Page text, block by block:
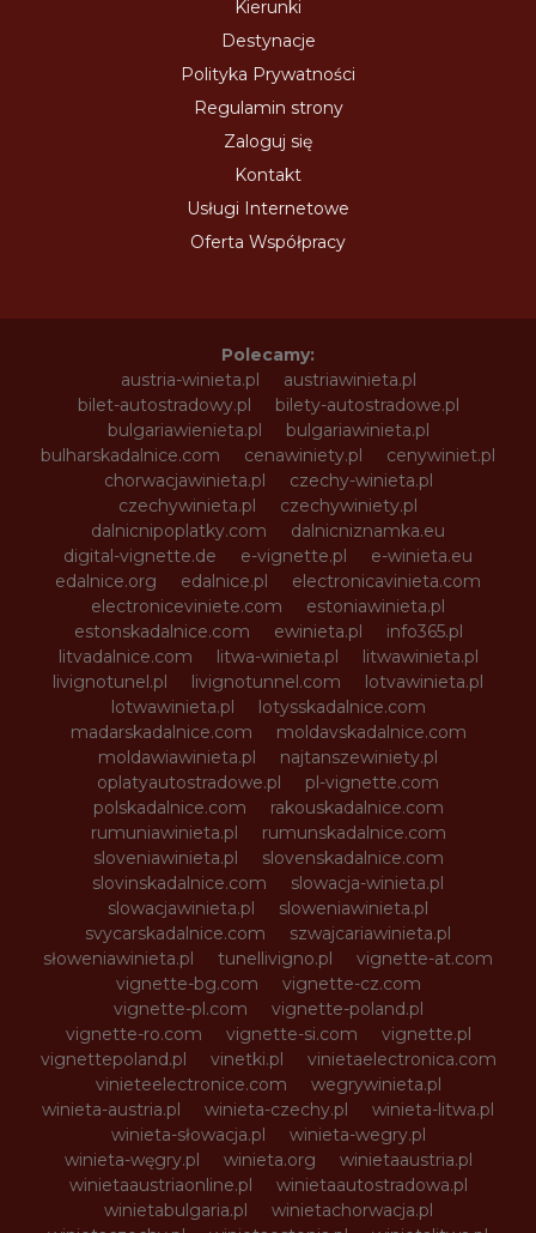
Kierunki
Destynacje
Polityka Prywatności
Regulamin strony
Zaloguj się
Kontakt
Usługi Internetowe
Oferta Współpracy
Polecamy:
austria-winieta.pl
austriawinieta.pl
bilet-autostradowy.pl
bilety-autostradowe.pl
bulgariawienieta.pl
bulgariawinieta.pl
bulharskadalnice.com
cenawiniety.pl
cenywiniet.pl
chorwacjawinieta.pl
czechy-winieta.pl
czechywinieta.pl
czechywiniety.pl
dalnicnipoplatky.com
dalnicniznamka.eu
digital-vignette.de
e-vignette.pl
e-winieta.eu
edalnice.org
edalnice.pl
electronicavinieta.com
electroniceviniete.com
estoniawinieta.pl
estonskadalnice.com
ewinieta.pl
info365.pl
litvadalnice.com
litwa-winieta.pl
litwawinieta.pl
livignotunel.pl
livignotunnel.com
lotvawinieta.pl
lotwawinieta.pl
lotysskadalnice.com
madarskadalnice.com
moldavskadalnice.com
moldawiawinieta.pl
najtanszewiniety.pl
oplatyautostradowe.pl
pl-vignette.com
polskadalnice.com
rakouskadalnice.com
rumuniawinieta.pl
rumunskadalnice.com
sloveniawinieta.pl
slovenskadalnice.com
slovinskadalnice.com
slowacja-winieta.pl
slowacjawinieta.pl
sloweniawinieta.pl
svycarskadalnice.com
szwajcariawinieta.pl
słoweniawinieta.pl
tunellivigno.pl
vignette-at.com
vignette-bg.com
vignette-cz.com
vignette-pl.com
vignette-poland.pl
vignette-ro.com
vignette-si.com
vignette.pl
vignettepoland.pl
vinetki.pl
vinietaelectronica.com
vinieteelectronice.com
wegrywinieta.pl
winieta-austria.pl
winieta-czechy.pl
winieta-litwa.pl
winieta-słowacja.pl
winieta-wegry.pl
winieta-węgry.pl
winieta.org
winietaaustria.pl
winietaaustriaonline.pl
winietaautostradowa.pl
winietabulgaria.pl
winietachorwacja.pl